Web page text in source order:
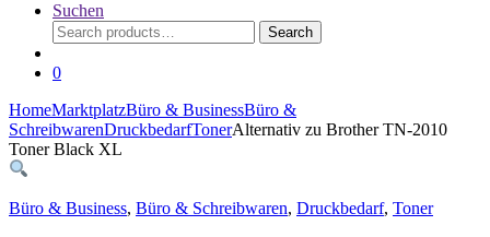
Suchen
Search
for:
Search
0
HomeMarktplatzBüro & BusinessBüro &
SchreibwarenDruckbedarfTonerAlternativ zu Brother TN-2010
Toner Black XL
Büro & Business, Büro & Schreibwaren, Druckbedarf, Toner